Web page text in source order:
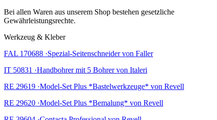
Bei allen Waren aus unserem Shop bestehen gesetzliche
Gewährleistungsrechte.
Werkzeug & Kleber
FAL 170688 ·Spezial-Seitenschneider von Faller
IT 50831 ·Handbohrer mit 5 Bohrer von Italeri
RE 29619 ·Model-Set Plus *Bastelwerkzeuge* von Revell
RE 29620 ·Model-Set Plus *Bemalung* von Revell